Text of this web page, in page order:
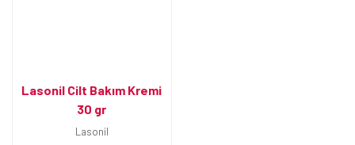
Lasonil Cilt Bakım Kremi
30 gr
Lasonil